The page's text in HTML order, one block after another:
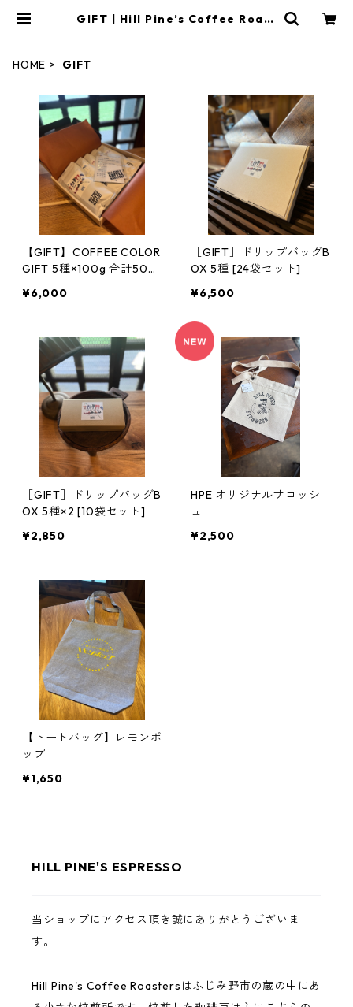
GIFT | Hill Pine’s Coffee Roast
HOME GIFT
【GIFT】COFFEE COLOR
GIFT 5種×100g 合計500
¥6,000
［GIFT］ドリップバッグB
OX 5種 [24袋セット]
¥6,500
［GIFT］ドリップバッグB
OX 5種×2 [10袋セット]
¥2,850
HPE オリジナルサコッシ
ュ
¥2,500
【トートバッグ】レモンポ
ップ
¥1,650
HILL PINE'S ESPRESSO
当ショップにアクセス頂き誠にありがとうございま
す。
Hill Pine's Coffee Roastersはふじみ野市の蔵の中にあ